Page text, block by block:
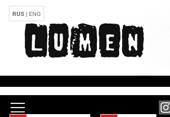
RUS ENG